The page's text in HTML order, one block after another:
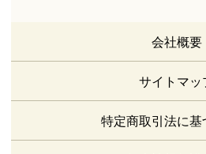
会社概要
サイトマッ
特定商取引法に基